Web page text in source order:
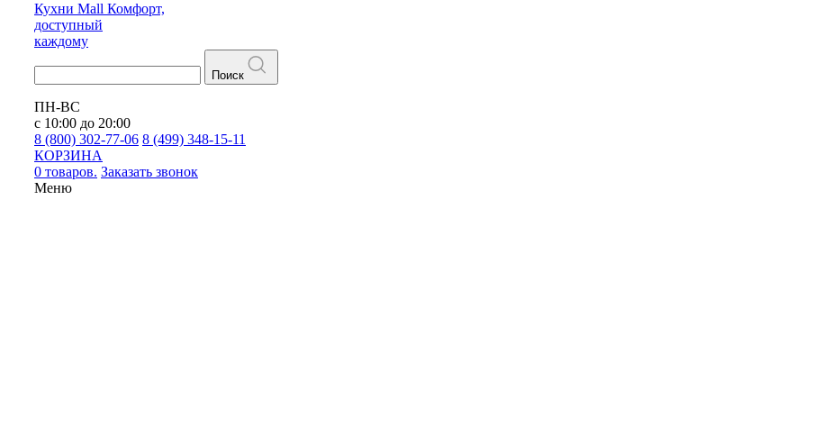
Кухни Mall Комфорт,
доступный
каждому
Поиск
ПН-ВС
с 10:00 до 20:00
8 (800) 302-77-06 8 (499) 348-15-11
КОРЗИНА
0 товаров. Заказать звонок
Меню